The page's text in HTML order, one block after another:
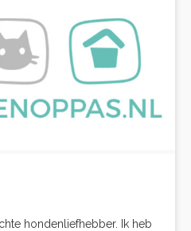
hondenliefhebber. Ik heb